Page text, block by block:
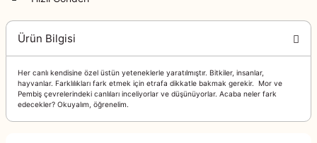
Ürün Bilgisi
Her canlı kendisine özel üstün yeteneklerle yaratılmıştır. Bitkiler, insanlar,
hayvanlar. Farklılıkları fark etmek için etrafa dikkatle bakmak gerekir. Mor ve
Pembiş çevrelerindeki canlıları inceliyorlar ve düşünüyorlar. Acaba neler fark
edecekler? Okuyalım, öğrenelim.